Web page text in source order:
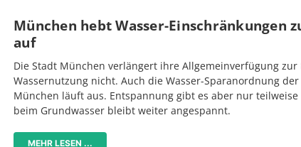
München hebt Wasser-Einschränkungen
auf
Die Stadt München verlängert ihre Allgemeinverfügung
Wassernutzung nicht. Auch die Wasser-Sparanordnung
München läuft aus. Entspannung gibt es aber nur teilweise
beim Grundwasser bleibt weiter angespannt.
MEHR LESEN ...